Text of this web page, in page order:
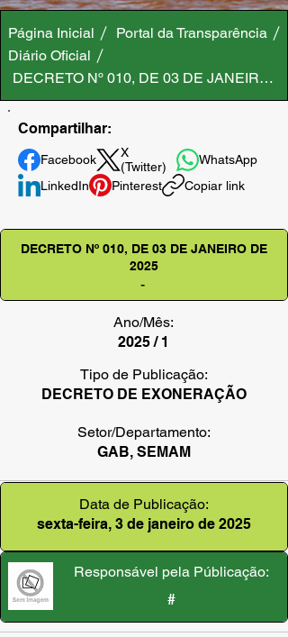
Página Inicial
Portal da Transparência
Diário Oficial
DECRETO Nº 010, DE 03 DE JANEIRO
Compartilhar:
Facebook
X
(Twitter)
WhatsApp
LinkedIn
Pinterest Copiar link
DECRETO Nº 010, DE 03 DE JANEIRO DE
2025
-
Ano/Mês:
2025 / 1
Tipo de Publicação:
DECRETO DE EXONERAÇÃO
Setor/Departamento:
GAB, SEMAM
Data de Publicação:
sexta-feira, 3 de janeiro de 2025
Responsável pela Públicação:
#